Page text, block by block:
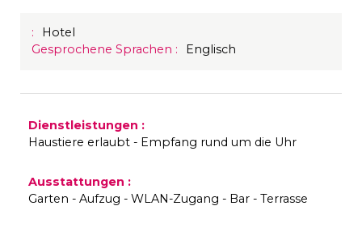
:
Hotel
Gesprochene Sprachen : Englisch
Dienstleistungen :
Haustiere erlaubt
Empfang rund um die Uhr
Ausstattungen :
Garten
Aufzug WLAN-Zugang Bar Terrasse